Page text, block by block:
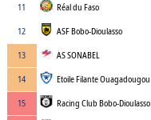
11
Réal du Faso
12
ASF Bobo-Dioulasso
13
AS SONABEL
14
Etoile Filante Ouagadougou
15
Racing Club Bobo-Dioulasso